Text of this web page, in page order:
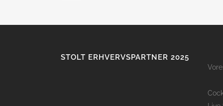
STOLT ERHVERVSPARTNER 2025